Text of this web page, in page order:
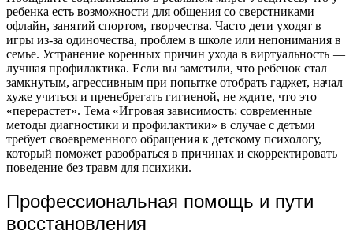
ребенка есть возможности для общения со сверстниками
офлайн, занятий спортом, творчества. Часто дети уходят в
игры из-за одиночества, проблем в школе или непонимания в
семье. Устранение коренных причин ухода в виртуальность —
лучшая профилактика. Если вы заметили, что ребенок стал
замкнутым, агрессивным при попытке отобрать гаджет, начал
хуже учиться и пренебрегать гигиеной, не ждите, что это
«перерастет». Тема «Игровая зависимость: современные
методы диагностики и профилактики» в случае с детьми
требует своевременного обращения к детскому психологу,
который поможет разобраться в причинах и скорректировать
поведение без травм для психики.
Профессиональная помощь и пути
восстановления